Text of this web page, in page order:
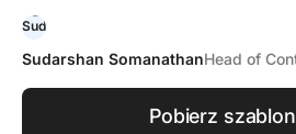
Sudarshan SomanathanHead of
Pobierz